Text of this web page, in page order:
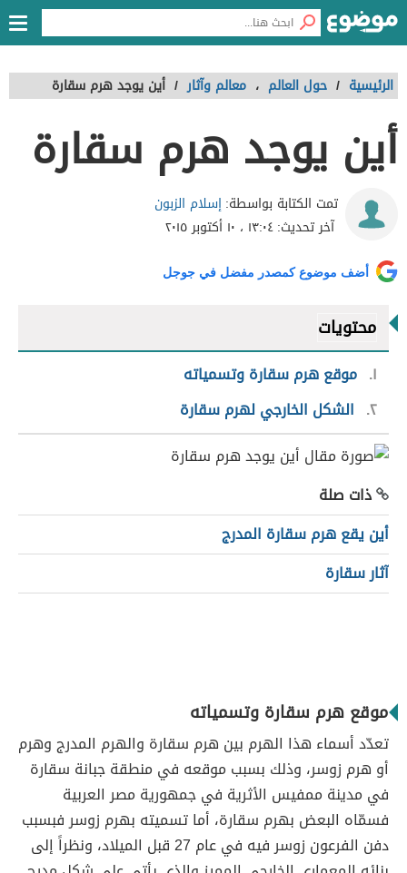
الرئيسية / حول العالم ، معالم وآثار / أين يوجد هرم سقارة
أين يوجد هرم سقارة
تمت الكتابة بواسطة:إسلام الزبون
آخر تحديث:١٣:٠٤ ، ١٠ أكتوبر ٢٠١٥
أضف موضوع كمصدر مفضل في جوجل
محتويات
١ موقع هرم سقارة وتسمياته
٢ الشكل الخارجي لهرم سقارة
ذات صلة
أين يقع هرم سقارة المدرج
آثار سقارة
موقع هرم سقارة وتسمياته
تعدّد أسماء هذا الهرم بين هرم سقارة والهرم المدرج وهرم
أو هرم زوسر، وذلك بسبب موقعه في منطقة جبانة سقارة
في مدينة ممفيس الأثرية في جمهورية مصر العربية
فسمّاه البعض بهرم سقارة، أما تسميته بهرم زوسر فبسبب
دفن الفرعون زوسر فيه في عام 27 قبل الميلاد، ونظراً إلى